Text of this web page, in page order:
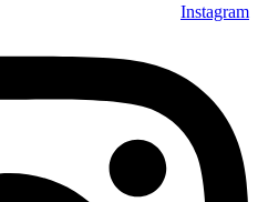
Instagram